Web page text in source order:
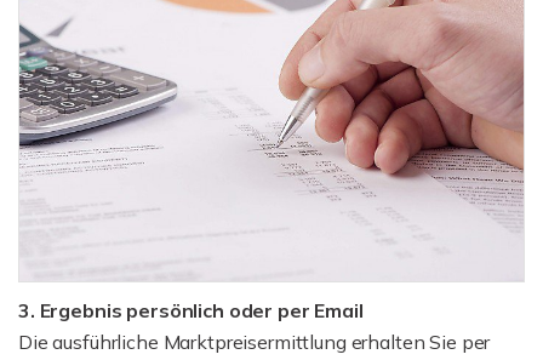
3. Ergebnis persönlich oder per Email
Die ausführliche Marktpreisermittlung erhalten Sie per